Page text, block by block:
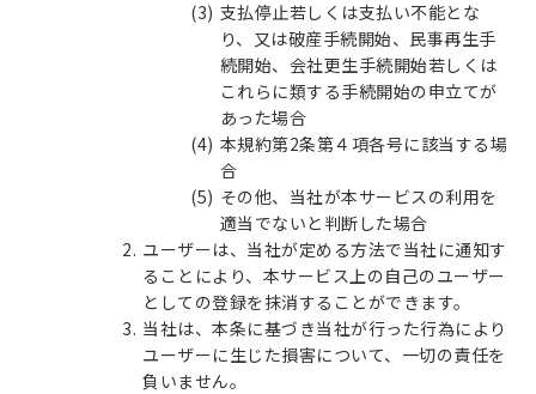
支払停止若しくは支払い不能とな
り、又は破産手続開始、民事再生手
続開始、会社更生手続開始若しくは
これらに類する手続開始の申立てが
あった場合
本規約第2条第４項各号に該当する場
合
その他、当社が本サービスの利用を
適当でないと判断した場合
ユーザーは、当社が定める方法で当社に通知す
ることにより、本サービス上の自己のユーザー
としての登録を抹消することができます。
当社は、本条に基づき当社が行った行為により
ユーザーに生じた損害について、一切の責任を
負いません。